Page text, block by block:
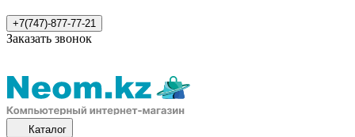
+7(747)-877-77-21
Заказать звонок
Каталог